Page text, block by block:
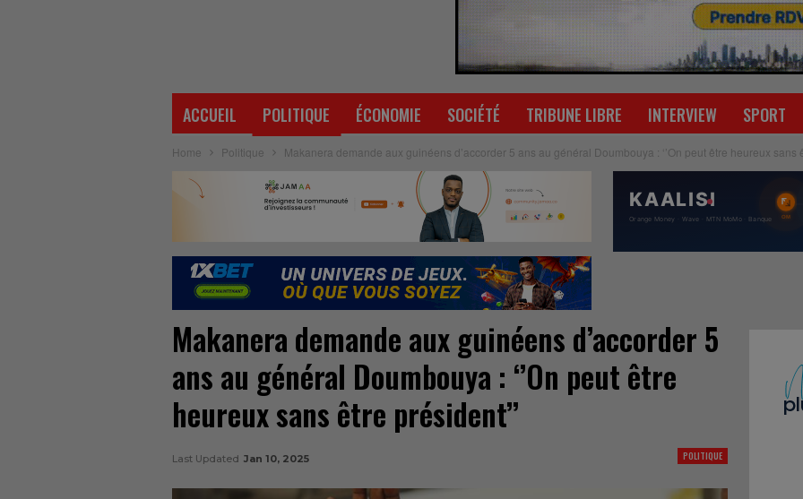
ACCUEIL POLITIQUE ÉCONOMIE SOCIÉTÉ TRIBUNE LIBRE INTERVIEW SPORT
Home Politique Makanera demande aux guinéens d’accorder 5 ans au général Doumbouya : ‘’On peut être heureux sans
Makanera demande aux guinéens d’accorder 5
ans au général Doumbouya : ‘’On peut être
heureux sans être président’’
POLITIQUE
Last Updated Jan 10, 2025